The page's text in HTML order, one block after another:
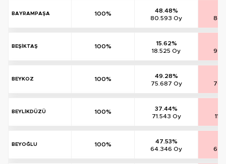
BAYRAMPAŞA 100%
48.48%
80.593 Oy
BEŞİKTAŞ 100%
15.62%
18.525 Oy
BEYKOZ 100%
49.28%
75.687 Oy
BEYLİKDÜZÜ 100%
37.44%
71.543 Oy
BEYOĞLU 100%
47.53%
64.346 Oy